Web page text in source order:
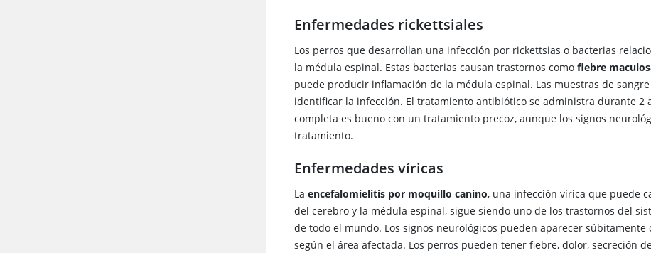
Enfermedades rickettsiales
Los perros que desarrollan una infección por rickettsias o bacterias
la médula espinal. Estas bacterias causan trastornos comofiebre
puede producir inflamación de la médula espinal. Las muestras de
identificar la infección. El tratamiento antibiótico se administra durante 2
completa es bueno con un tratamiento precoz, aunque los signos
tratamiento.
Enfermedades víricas
Laencefalomielitis por moquillo canino, una infección vírica que puede
del cerebro y la médula espinal, sigue siendo uno de los trastornos del
de todo el mundo. Los signos neurológicos pueden aparecer
según el área afectada. Los perros pueden tener fiebre, dolor, secreción